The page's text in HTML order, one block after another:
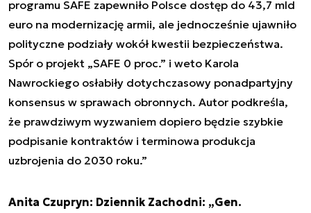
programu SAFE zapewniło Polsce dostęp do 43,7 mld
euro na modernizację armii, ale jednocześnie ujawniło
polityczne podziały wokół kwestii bezpieczeństwa.
Spór o projekt „SAFE 0 proc.” i weto Karola
Nawrockiego osłabiły dotychczasowy ponadpartyjny
konsensus w sprawach obronnych. Autor podkreśla,
że prawdziwym wyzwaniem dopiero będzie szybkie
podpisanie kontraktów i terminowa produkcja
uzbrojenia do 2030 roku.”
Anita Czupryn: Dziennik Zachodni: „Gen.